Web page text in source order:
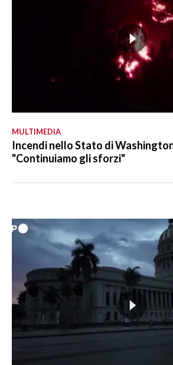
MULTIMEDIA
Incendi nello Stato di
"Continuiamo gli sforzi"